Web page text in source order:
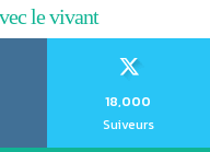
le vivant
18,000
Suiveurs